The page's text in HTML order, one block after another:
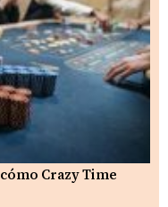
Crazy Time